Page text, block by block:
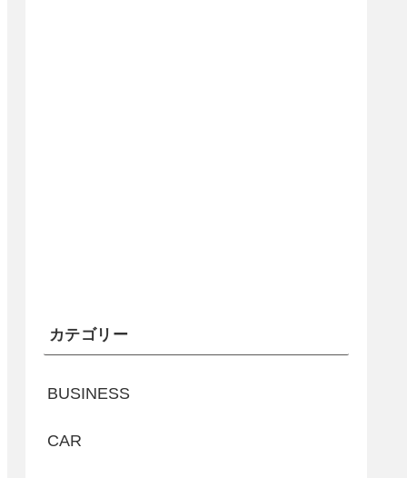
カテゴリー
BUSINESS
CAR